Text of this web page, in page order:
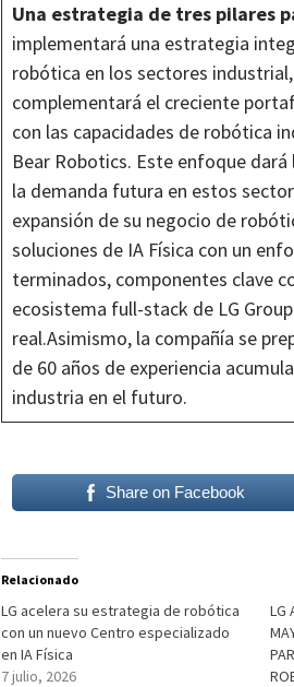
Una estrategia de tres pilares
implementará una estrategia
robótica en los sectores
complementará el creciente
con las capacidades de robótica
Bear Robotics. Este enfoque
la demanda futura en estos
expansión de su negocio de
soluciones de IA Física con un
terminados, componentes clave
ecosistema full-stack de LG
real.Asimismo, la compañía se
de 60 años de experiencia
industria en el futuro.
Share on Facebook
Relacionado
LG acelera su estrategia de robótica
con un nuevo Centro especializado
en IA Física
7 julio, 2026
LG